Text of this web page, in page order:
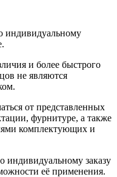
индивидуальному
и более быстрого
не являются
от представленных
фурнитуре, а также
комплектующих и
индивидуальному заказу
её применения.